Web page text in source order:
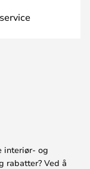
interiør- og
rabatter? Ved å